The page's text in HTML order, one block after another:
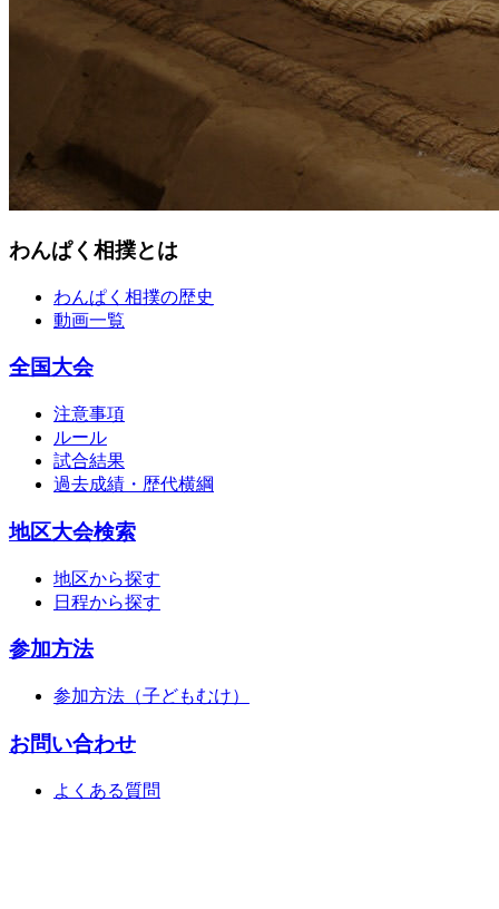
わんぱく相撲とは
わんぱく相撲の歴史
動画一覧
全国大会
注意事項
ルール
試合結果
過去成績・歴代横綱
地区大会検索
地区から探す
日程から探す
参加方法
参加方法（子どもむけ）
お問い合わせ
よくある質問